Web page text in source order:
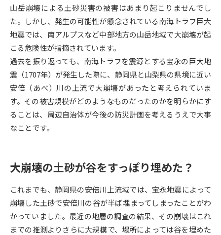
大学研究 大学検索
大学で学べる内容や特徴を調べる
新増設大学・学部・学科特集
国際・グローバルに強い大学特
集
データサイエンス特集 奨学金・特待生制度特集
新学年スタート号特集ページ
（高3生用）
新学年スタート号特集ページ
（高2生用）
SELFBRAND特集ページ
オープンキャンパスなどを調べる
山岳崩壊による土砂災害の被害はあまり起こりませんでし
た。しかし、発生の可能性が懸念されている南海トラフ巨大
地震では、南アルプスなど中部地方の山岳地域で大崩壊が起
こる危険性が指摘されています。
過去を振り返っても、南海トラフを震源とする宝永の巨大地
震（1707年）が発生した際に、静岡県と山梨県の県境に近い
安倍（あべ）川の上流で大崩壊があったと考えられていま
す。その被害規模がどのようなものだったのかを明らかにす
ることは、周辺自治体が今後の防災計画を考えるうえで大事
なことです。
大崩壊の土砂が谷をすっぽり埋めた？
これまでも、静岡県の安倍川上流域では、宝永地震によって
崩壊した土砂で安倍川の谷が半ば埋まってしまったことがわ
かっていました。最近の地層の調査の結果、その崩壊はこれ
までの推測よりさらに大規模で、場所によっては谷を埋めた